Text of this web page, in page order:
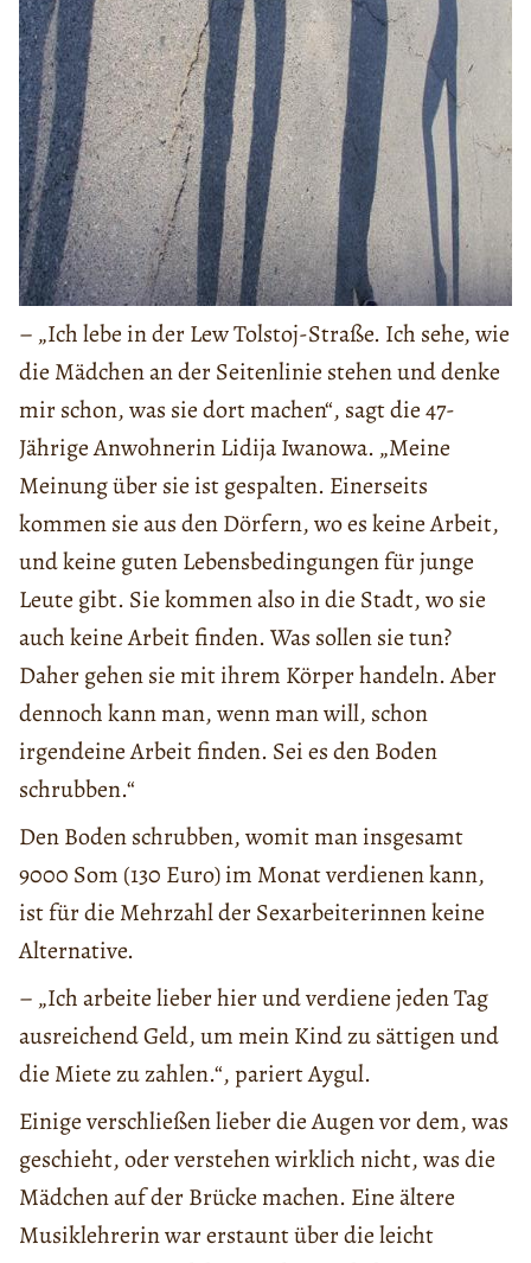
– „Ich lebe in der Lew Tolstoj-Straße. Ich sehe, wie
die Mädchen an der Seitenlinie stehen und denke
mir schon, was sie dort machen“, sagt die 47-
Jährige Anwohnerin Lidija Iwanowa. „Meine
Meinung über sie ist gespalten. Einerseits
kommen sie aus den Dörfern, wo es keine Arbeit,
und keine guten Lebensbedingungen für junge
Leute gibt. Sie kommen also in die Stadt, wo sie
auch keine Arbeit finden. Was sollen sie tun?
Daher gehen sie mit ihrem Körper handeln. Aber
dennoch kann man, wenn man will, schon
irgendeine Arbeit finden. Sei es den Boden
schrubben.“
Den Boden schrubben, womit man insgesamt
9000 Som (130 Euro) im Monat verdienen kann,
ist für die Mehrzahl der Sexarbeiterinnen keine
Alternative.
– „Ich arbeite lieber hier und verdiene jeden Tag
ausreichend Geld, um mein Kind zu sättigen und
die Miete zu zahlen.“, pariert Aygul.
Einige verschließen lieber die Augen vor dem, was
geschieht, oder verstehen wirklich nicht, was die
Mädchen auf der Brücke machen. Eine ältere
Musiklehrerin war erstaunt über die leicht